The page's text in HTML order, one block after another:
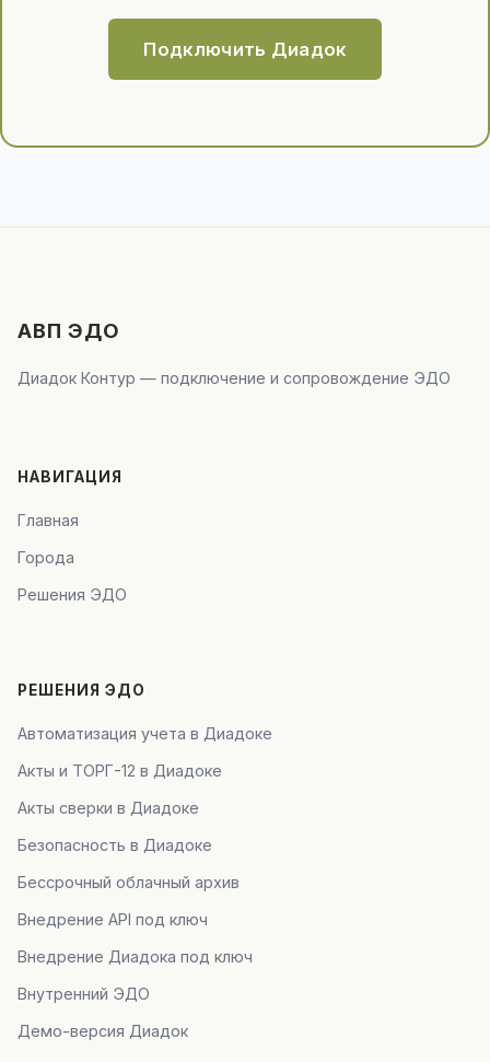
Подключить Диадок
АВП ЭДО
Диадок Контур — подключение и сопровождение ЭДО
НАВИГАЦИЯ
Главная
Города
Решения ЭДО
РЕШЕНИЯ ЭДО
Автоматизация учета в Диадоке
Акты и ТОРГ-12 в Диадоке
Акты сверки в Диадоке
Безопасность в Диадоке
Бессрочный облачный архив
Внедрение API под ключ
Внедрение Диадока под ключ
Внутренний ЭДО
Демо-версия Диадок